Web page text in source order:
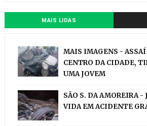
MAIS LIDAS
MAIS IMAGENS -
CENTRO DA CIDADE,
UMA JOVEM
SÃO S. DA AMOREIRA -
VIDA EM ACIDENTE